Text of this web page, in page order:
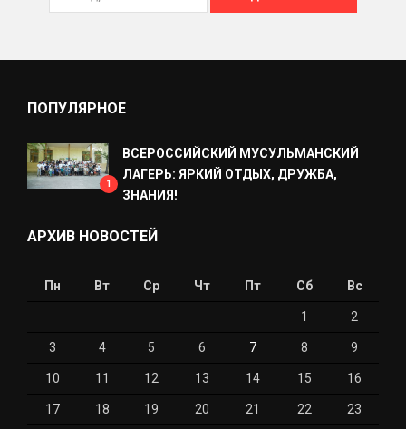
ПОПУЛЯРНОЕ
1
ВСЕРОССИЙСКИЙ МУСУЛЬМАНСКИЙ
ЛАГЕРЬ: ЯРКИЙ ОТДЫХ, ДРУЖБА,
ЗНАНИЯ!
АРХИВ НОВОСТЕЙ
Пн Вт Ср Чт Пт Сб Вс
1 2
3 4 5 6 7 8 9
10 11 12 13 14 15 16
17 18 19 20 21 22 23